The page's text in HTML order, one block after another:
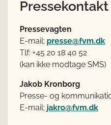
Pressekontakt
Pressevagten
E-mail: presse@fvm.dk
Tlf: +45 20 18 40 52
(kan ikke modtage SMS)
Jakob Kronborg
Presse- og
E-mail: jakro@fvm.dk